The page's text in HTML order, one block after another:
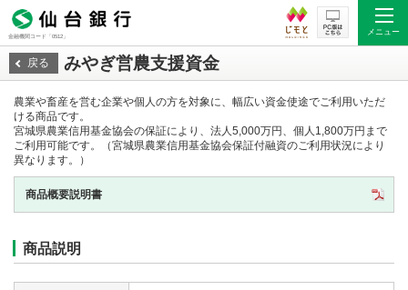
金融機関コード「0512」
メニュー
戻る みやぎ営農支援資金
農業や畜産を営む企業や個人の方を対象に、幅広い資金使途でご利用いただ
ける商品です。
宮城県農業信用基金協会の保証により、法人5,000万円、個人1,800万円まで
ご利用可能です。（宮城県農業信用基金協会保証付融資のご利用状況により
異なります。）
商品概要説明書
商品説明